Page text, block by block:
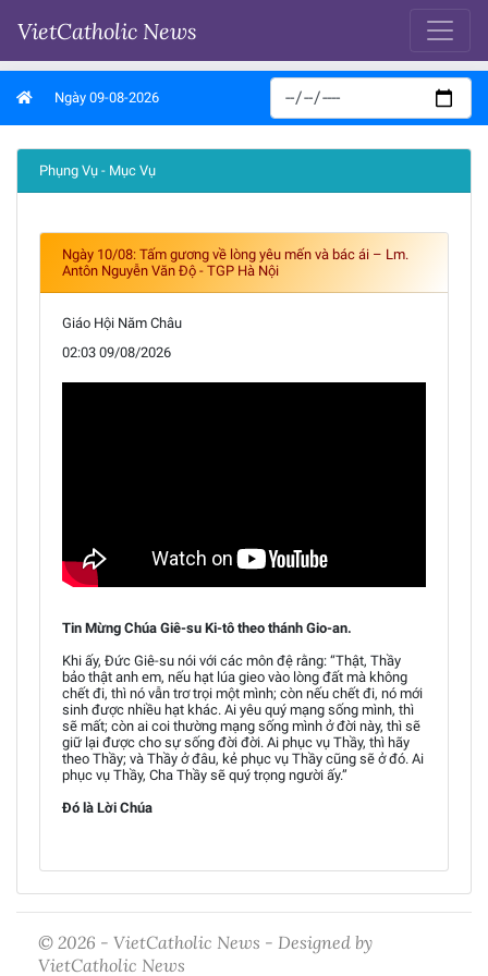
VietCatholic News
Ngày 09-08-2026
Phụng Vụ - Mục Vụ
Ngày 10/08: Tấm gương về lòng yêu mến và bác ái – Lm.
Antôn Nguyễn Văn Độ - TGP Hà Nội
Giáo Hội Năm Châu
02:03 09/08/2026
Tin Mừng Chúa Giê-su Ki-tô theo thánh Gio-an.
Khi ấy, Đức Giê-su nói với các môn đệ rằng: “Thật, Thầy
bảo thật anh em, nếu hạt lúa gieo vào lòng đất mà không
chết đi, thì nó vẫn trơ trọi một mình; còn nếu chết đi, nó mới
sinh được nhiều hạt khác. Ai yêu quý mạng sống mình, thì
sẽ mất; còn ai coi thường mạng sống mình ở đời này, thì sẽ
giữ lại được cho sự sống đời đời. Ai phục vụ Thầy, thì hãy
theo Thầy; và Thầy ở đâu, kẻ phục vụ Thầy cũng sẽ ở đó. Ai
phục vụ Thầy, Cha Thầy sẽ quý trọng người ấy.”
Đó là Lời Chúa
© 2026 - VietCatholic News - Designed by
VietCatholic News